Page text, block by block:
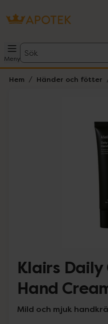
Meny
Sök
Hem Händer och fötter
Klairs
Hand
Mild och mjuk